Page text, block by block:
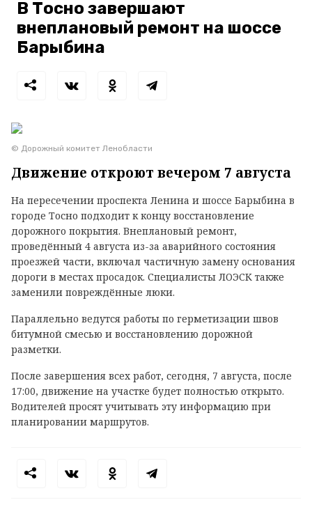
В Тосно завершают
внеплановый ремонт на шоссе
Барыбина
© Дорожный комитет Ленобласти
Движение откроют вечером 7 августа
На пересечении проспекта Ленина и шоссе Барыбина в
городе Тосно подходит к концу восстановление
дорожного покрытия. Внеплановый ремонт,
проведённый 4 августа из-за аварийного состояния
проезжей части, включал частичную замену основания
дороги в местах просадок. Специалисты ЛОЭСК также
заменили повреждённые люки.
Параллельно ведутся работы по герметизации швов
битумной смесью и восстановлению дорожной
разметки.
После завершения всех работ, сегодня, 7 августа, после
17:00, движение на участке будет полностью открыто.
Водителей просят учитывать эту информацию при
планировании маршрутов.